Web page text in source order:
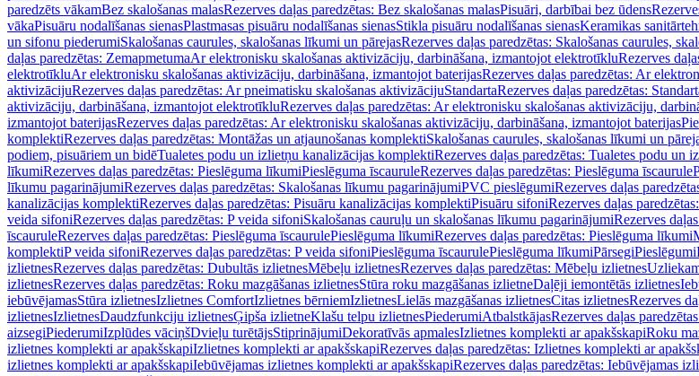
paredzēts vākamBez skalošanas malasRezerves daļas paredzētas: Bez skalošanas malasPisuāri, darbībai bez ūdens
vākaPisuāru nodalīšanas sienasPlastmasas pisuāru nodalīšanas sienasStikla pisuāru nodalīšanas sienasKeramikas
un sifonu piederumiSkalošanas caurules, skalošanas līkumi un pārejasRezerves daļas paredzētas: Skalošanas caurules,
daļas paredzētas: ZemapmetumaAr elektronisku skalošanas aktivizāciju, darbināšana, izmantojot elektrotīkluRezerves
elektrotīkluAr elektronisku skalošanas aktivizāciju, darbināšana, izmantojot baterijasRezerves daļas paredzētas: Ar
aktivizācijuRezerves daļas paredzētas: Ar pneimatisku skalošanas aktivizācijuStandartaRezerves daļas paredzētas:
aktivizāciju, darbināšana, izmantojot elektrotīkluRezerves daļas paredzētas: Ar elektronisku skalošanas aktivizāciju,
izmantojot baterijasRezerves daļas paredzētas: Ar elektronisku skalošanas aktivizāciju, darbināšana, izmantojot baterijas
komplektiRezerves daļas paredzētas: Montāžas un atjaunošanas komplektiSkalošanas caurules, skalošanas līkumi un
podiem, pisuāriem un bidēTualetes podu un izlietņu kanalizācijas komplektiRezerves daļas paredzētas: Tualetes podu un
līkumiRezerves daļas paredzētas: Pieslēguma līkumiPieslēguma īscauruleRezerves daļas paredzētas: Pieslēguma īscaurule
līkumu pagarinājumiRezerves daļas paredzētas: Skalošanas līkumu pagarinājumiPVC pieslēgumiRezerves daļas
kanalizācijas komplektiRezerves daļas paredzētas: Pisuāru kanalizācijas komplektiPisuāru sifoniRezerves daļas
veida sifoniRezerves daļas paredzētas: P veida sifoniSkalošanas cauruļu un skalošanas līkumu pagarinājumiRezerves
īscauruleRezerves daļas paredzētas: Pieslēguma īscaurulePieslēguma līkumiRezerves daļas paredzētas: Pieslēguma līkumi
komplektiP veida sifoniRezerves daļas paredzētas: P veida sifoniPieslēguma īscaurulePieslēguma līkumiPārsegiPieslēgumi
izlietnesRezerves daļas paredzētas: Dubultās izlietnesMēbeļu izlietnesRezerves daļas paredzētas: Mēbeļu izlietnes
izlietnesRezerves daļas paredzētas: Roku mazgāšanas izlietnesStūra roku mazgāšanas izlietneDaļēji iemontētās izlietnes
iebūvējamasStūra izlietnesIzlietnes ComfortIzlietnes bērniemIzlietnesLielās mazgāšanas izlietnesCitas izlietnesRezerves
izlietnesIzlietnesDaudzfunkciju izlietnesĢipša izlietneKlašu telpu izlietnesPiederumiAtbalstkājasRezerves daļas
aizsegiPiederumiIzplūdes vāciņšDvieļu turētājsStiprinājumiDekoratīvās apmalesIzlietnes komplekti ar apakšskapiRoku
izlietnes komplekti ar apakšskapiIzlietnes komplekti ar apakšskapiRezerves daļas paredzētas: Izlietnes komplekti ar
izlietnes komplekti ar apakšskapiIebūvējamas izlietnes komplekti ar apakšskapiRezerves daļas paredzētas: Iebūvējamas